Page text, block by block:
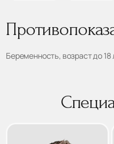
Беременность, возраст до 18